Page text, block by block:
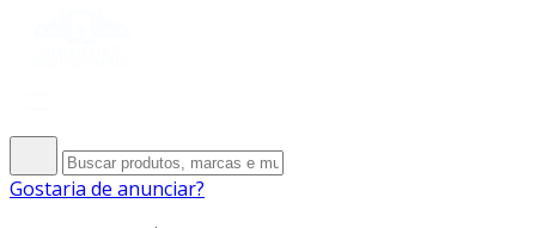
Gostaria de anunciar?